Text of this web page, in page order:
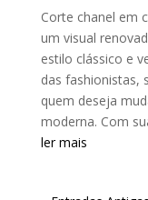
Corte chanel em
um visual
estilo clássico e
das fashionistas,
quem deseja
moderna. Com
ler mais